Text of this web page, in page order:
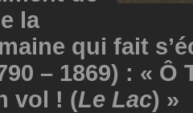
la
qui fait
– 1869) : « Ô
vol ! (Le Lac) »